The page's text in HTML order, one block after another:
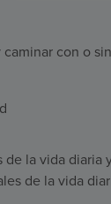
con o
de la vida diaria
de la vida